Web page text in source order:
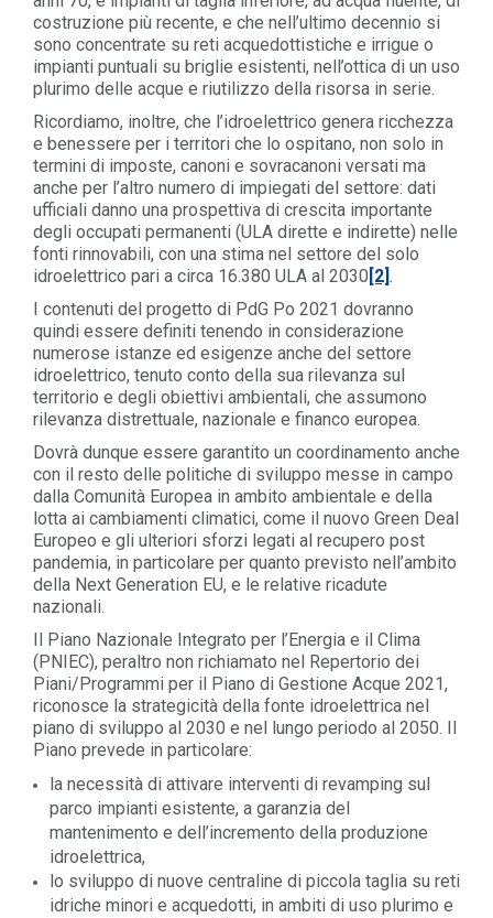
costruzione più recente, e che nell’ultimo decennio si
sono concentrate su reti acquedottistiche e irrigue o
impianti puntuali su briglie esistenti, nell’ottica di un uso
plurimo delle acque e riutilizzo della risorsa in serie.
Ricordiamo, inoltre, che l’idroelettrico genera ricchezza
e benessere per i territori che lo ospitano, non solo in
termini di imposte, canoni e sovracanoni versati ma
anche per l’altro numero di impiegati del settore: dati
ufficiali danno una prospettiva di crescita importante
degli occupati permanenti (ULA dirette e indirette) nelle
fonti rinnovabili, con una stima nel settore del solo
idroelettrico pari a circa 16.380 ULA al 2030 [2].
I contenuti del progetto di PdG Po 2021 dovranno
quindi essere definiti tenendo in considerazione
numerose istanze ed esigenze anche del settore
idroelettrico, tenuto conto della sua rilevanza sul
territorio e degli obiettivi ambientali, che assumono
rilevanza distrettuale, nazionale e financo europea.
Dovrà dunque essere garantito un coordinamento anche
con il resto delle politiche di sviluppo messe in campo
dalla Comunità Europea in ambito ambientale e della
lotta ai cambiamenti climatici, come il nuovo Green Deal
Europeo e gli ulteriori sforzi legati al recupero post
pandemia, in particolare per quanto previsto nell’ambito
della Next Generation EU, e le relative ricadute
nazionali.
Il Piano Nazionale Integrato per l’Energia e il Clima
(PNIEC), peraltro non richiamato nel Repertorio dei
Piani/Programmi per il Piano di Gestione Acque 2021,
riconosce la strategicità della fonte idroelettrica nel
piano di sviluppo al 2030 e nel lungo periodo al 2050. Il
Piano prevede in particolare:
la necessità di attivare interventi di revamping sul
parco impianti esistente, a garanzia del
mantenimento e dell’incremento della produzione
idroelettrica,
lo sviluppo di nuove centraline di piccola taglia su reti
idriche minori e acquedotti, in ambiti di uso plurimo e